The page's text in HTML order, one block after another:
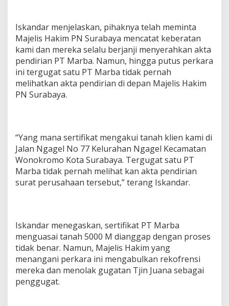
Iskandar menjelaskan, pihaknya telah meminta
Majelis Hakim PN Surabaya mencatat keberatan
kami dan mereka selalu berjanji menyerahkan akta
pendirian PT Marba. Namun, hingga putus perkara
ini tergugat satu PT Marba tidak pernah
melihatkan akta pendirian di depan Majelis Hakim
PN Surabaya.
“Yang mana sertifikat mengakui tanah klien kami di
Jalan Ngagel No 77 Kelurahan Ngagel Kecamatan
Wonokromo Kota Surabaya. Tergugat satu PT
Marba tidak pernah melihat kan akta pendirian
surat perusahaan tersebut,” terang Iskandar.
Iskandar menegaskan, sertifikat PT Marba
menguasai tanah 5000 M dianggap dengan proses
tidak benar. Namun, Majelis Hakim yang
menangani perkara ini mengabulkan rekofrensi
mereka dan menolak gugatan Tjin Juana sebagai
penggugat.